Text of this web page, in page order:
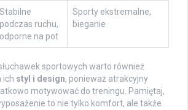
Stabilne
podczas ruchu,
odporne na pot
Sporty ekstremalne,
bieganie
sportowych warto również
ich styl i design, ponieważ atrakcyjny
motywować do treningu. Pamiętaj,
to nie tylko komfort, ale także